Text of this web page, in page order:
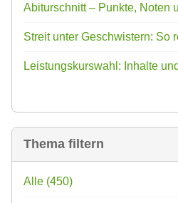
Abiturschnitt – Punkte, Noten
Streit unter Geschwistern: So
Leistungskurswahl: Inhalte
Thema filtern
Alle (450)